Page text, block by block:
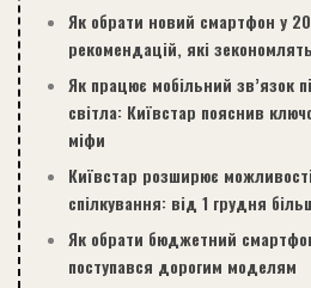
Як обрати новий смартфон у
рекомендацій, які
Як працює мобільний зв’язок
світла: Київстар пояснив
міфи
Київстар розширює
спілкування: від 1 грудня
Як обрати бюджетний
поступався дорогим моделям